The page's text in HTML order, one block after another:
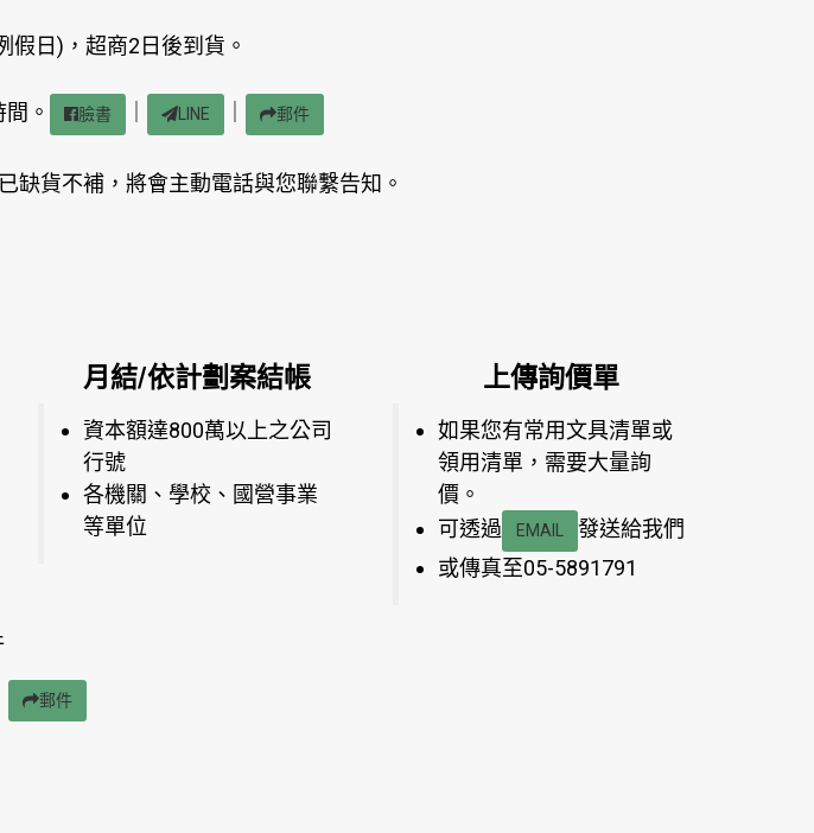
假日)，超商2日後到貨。
。 臉書 LINE 郵件
缺貨不補，將會主動電話與您聯繫告知。
月結/依計劃案結帳
資本額達800萬以上之公司
行號
各機關、學校、國營事業
等單位
上傳詢價單
如果您有常用文具清單或
領用清單，需要大量詢
價。
可透過
EMAIL
發送給我們
或傳真至05-5891791
郵件